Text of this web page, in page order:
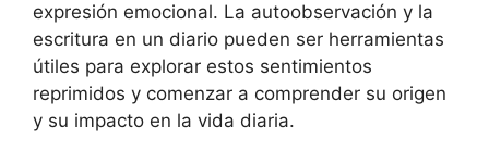
expresión emocional. La autoobservación y la
escritura en un diario pueden ser herramientas
útiles para explorar estos sentimientos
reprimidos y comenzar a comprender su origen
y su impacto en la vida diaria.